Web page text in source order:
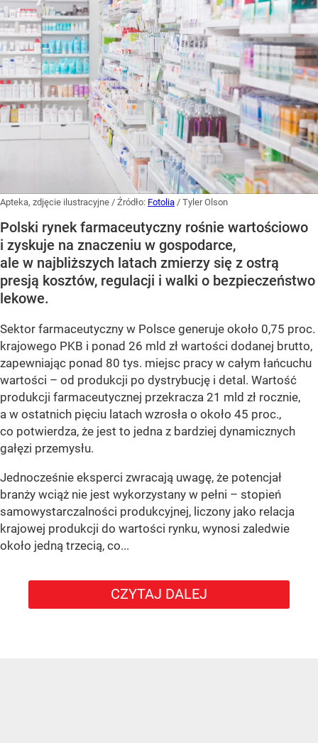
Apteka, zdjęcie ilustracyjne / Źródło: Fotolia / Tyler Olson
Polski rynek farmaceutyczny rośnie wartościowo
i zyskuje na znaczeniu w gospodarce,
ale w najbliższych latach zmierzy się z ostrą
presją kosztów, regulacji i walki o bezpieczeństwo
lekowe.
Sektor farmaceutyczny w Polsce generuje około 0,75 proc.
krajowego PKB i ponad 26 mld zł wartości dodanej brutto,
zapewniając ponad 80 tys. miejsc pracy w całym łańcuchu
wartości – od produkcji po dystrybucję i detal. Wartość
produkcji farmaceutycznej przekracza 21 mld zł rocznie,
a w ostatnich pięciu latach wzrosła o około 45 proc.,
co potwierdza, że jest to jedna z bardziej dynamicznych
gałęzi przemysłu.
Jednocześnie eksperci zwracają uwagę, że potencjał
branży wciąż nie jest wykorzystany w pełni – stopień
samowystarczalności produkcyjnej, liczony jako relacja
krajowej produkcji do wartości rynku, wynosi zaledwie
około jedną trzecią, co...
CZYTAJ DALEJ